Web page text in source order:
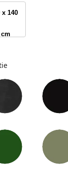
x 140
cm